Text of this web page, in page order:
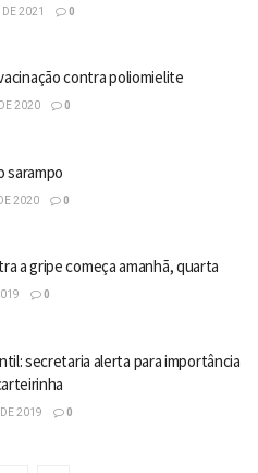
DE 2021 0
contra poliomielite
2020 0
sarampo
2020 0
a gripe começa amanhã, quarta
0
secretaria alerta para importância
2019 0